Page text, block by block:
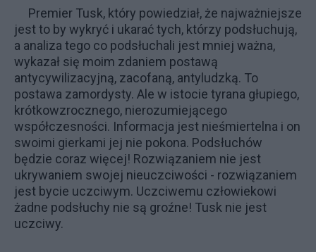
Premier Tusk, który powiedział, że najważniejsze
jest to by wykryć i ukarać tych, którzy podsłuchują,
a analiza tego co podsłuchali jest mniej ważna,
wykazał się moim zdaniem postawą
antycywilizacyjną, zacofaną, antyludzką. To
postawa zamordysty. Ale w istocie tyrana głupiego,
krótkowzrocznego, nierozumiejącego
współczesności. Informacja jest nieśmiertelna i on
swoimi gierkami jej nie pokona. Podsłuchów
będzie coraz więcej! Rozwiązaniem nie jest
ukrywaniem swojej nieuczciwości - rozwiązaniem
jest bycie uczciwym. Uczciwemu człowiekowi
żadne podsłuchy nie są groźne! Tusk nie jest
uczciwy.